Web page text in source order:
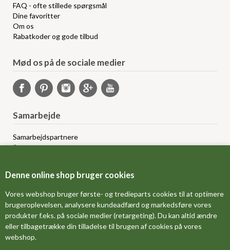
Denne online shop bruger cookies
Vores webshop bruger første- og tredieparts cookies til at optimere
brugeroplevelsen, analysere kundeadfærd og markedsføre vores
produkter f.eks. på sociale medier (retargeting). Du kan altid ændre
eller tilbagetrække din tilladelse til brugen af cookies på vores
webshop.
FAQ - ofte stillede spørgsmål
Dine favoritter
Om os
Rabatkoder og gode tilbud
Mød os på de sociale medier
Samarbejde
Samarbejdspartnere
Sponsorprogram
Grossistsalg
FORSIDE
OM OS